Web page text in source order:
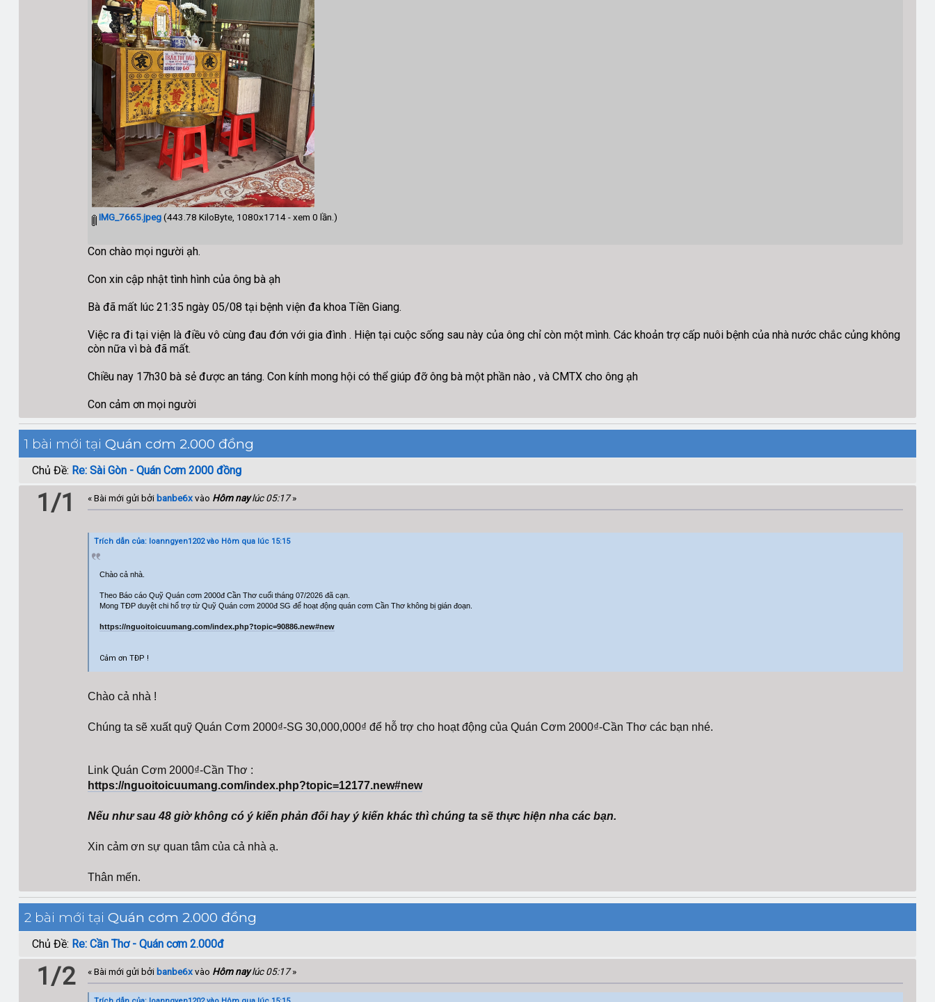
IMG_7665.jpeg(443.78 KiloByte, 1080x1714 - xem 0 lần.)
Con chào mọi người ạh.
Con xin cập nhật tình hình của ông bà ạh
Bà đã mất lúc 21:35 ngày 05/08 tại bệnh viện đa khoa Tiền Giang.
Việc ra đi tại viện là điều vô cùng đau đớn với gia đình . Hiện tại cuộc sống sau này của ông chỉ còn một mình. Các khoản trợ cấp nuôi bệnh của nhà nước chắc củng không
còn nữa vì bà đã mất.
Chiều nay 17h30 bà sẻ được an táng. Con kính mong hội có thể giúp đỡ ông bà một phần nào , và CMTX cho ông ạh
Con cảm ơn mọi người
1 bài mới tại Quán cơm 2.000 đồng
Chủ Đề: Re: Sài Gòn - Quán Cơm 2000 đồng
1/1 « Bài mới gửi bởi banbe6x vào Hôm naylúc 05:17»
Trích dẫn của: loanngyen1202 vào Hôm qualúc 15:15
Chào cả nhà.
Theo Báo cáo Quỹ Quán cơm 2000đ Cần Thơ cuối tháng 07/2026 đã cạn.
Mong TĐP duyệt chi hổ trợ từ Quỹ Quán cơm 2000đ SG để hoạt động quán cơm Cần Thơ không bị gián đoạn.
https://nguoitoicuumang.com/index.php?topic=90886.new#new
Cảm ơn TĐP !
Chào cả nhà !
Chúng ta sẽ xuất quỹ Quán Cơm 2000₫-SG 30,000,000₫ để hỗ trợ cho hoạt động của Quán Cơm 2000₫-Cần Thơ các bạn nhé.
Link Quán Cơm 2000₫-Cần Thơ :
https://nguoitoicuumang.com/index.php?topic=12177.new#new
Nếu như sau 48 giờ không có ý kiến phản đối hay ý kiến khác thì chúng ta sẽ thực hiện nha các bạn.
Xin cảm ơn sự quan tâm của cả nhà ạ.
Thân mến.
2 bài mới tại Quán cơm 2.000 đồng
Chủ Đề: Re: Cần Thơ - Quán cơm 2.000đ
1/2 « Bài mới gửi bởi banbe6x vào Hôm naylúc 05:17»